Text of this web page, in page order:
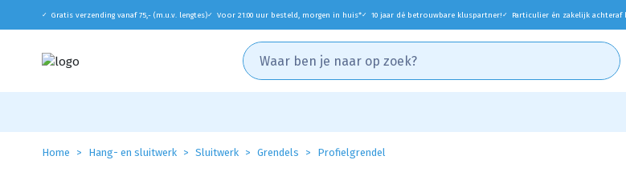
✓ Gratis verzending vanaf 75,- (m.u.v. lengtes)✓ Voor 21:00 uur besteld, morgen in huis*✓ 10 jaar dé betrouwbare kluspartner! ✓ Particulier én zakelijk achteraf
Home Hang- en sluitwerk Sluitwerk Grendels Profielgrendel